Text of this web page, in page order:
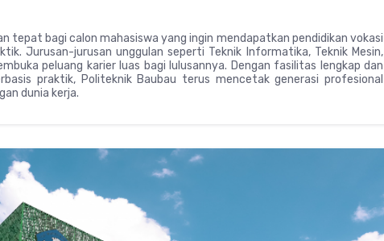
tepat bagi calon mahasiswa yang ingin mendapatkan pendidikan vokasi
Jurusan-jurusan unggulan seperti Teknik Informatika, Teknik Mesin,
peluang karier luas bagi lulusannya. Dengan fasilitas lengkap dan
praktik, Politeknik Baubau terus mencetak generasi profesional
dunia kerja.